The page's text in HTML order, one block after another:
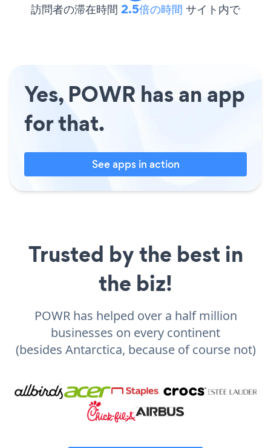
訪問者の滞在時間 2.5倍の時間 サイト内で
Yes, POWR has an app
for that.
See apps in action
Trusted by the best in
the biz!
POWR has helped over a half million
businesses on every continent
(besides Antarctica, because of course not)